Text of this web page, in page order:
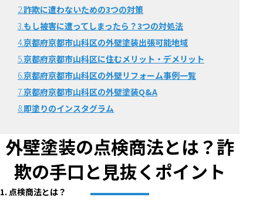
2.詐欺に遭わないための3つの対策
3.もし被害に遭ってしまったら？3つの対処法
4.京都府京都市山科区の外壁塗装出張可能地域
5.京都府京都市山科区に住むメリット・デメリット
6.京都府京都市山科区の外壁リフォーム事例一覧
7.京都府京都市山科区の外壁塗装Q&A
8.即塗りのインスタグラム
外壁塗装の点検商法とは？詐
欺の手口と見抜くポイント
1. 点検商法とは？